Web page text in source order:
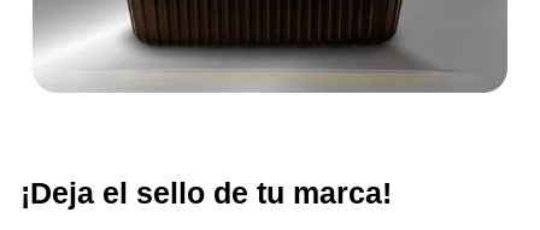
¡Deja el sello de tu marca!